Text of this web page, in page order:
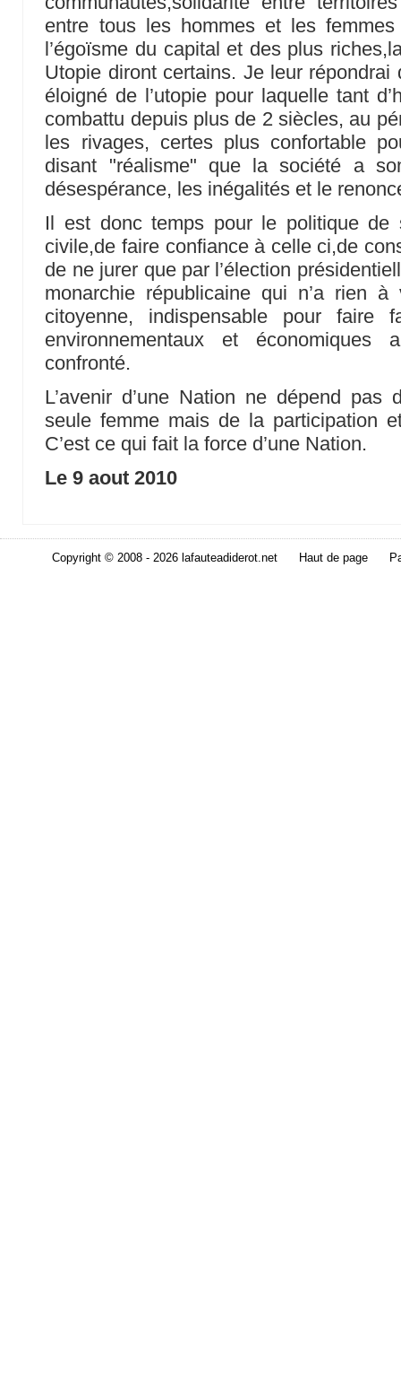
entre tous les hommes et les
l’égoïsme du capital et des plus
Utopie diront certains. Je leur répondrai
éloigné de l’utopie pour laquelle tant
combattu depuis plus de 2 siècles, au
les rivages, certes plus confortable
disant "réalisme" que la société a
désespérance, les inégalités et le
Il est donc temps pour le politique de
civile,de faire confiance à celle ci,de
de ne jurer que par l’élection
monarchie républicaine qui n’a rien
citoyenne, indispensable pour faire
environnementaux et économiques
confronté.
L’avenir d’une Nation ne dépend pas
seule femme mais de la participation
C’est ce qui fait la force d’une Nation.
Le 9 aout 2010
Copyright © 2008 - 2026 lafauteadiderot.net Haut de page